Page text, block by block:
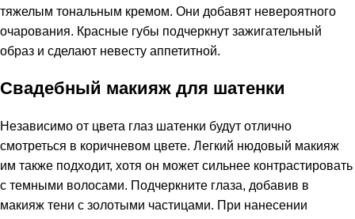
тяжелым тональным кремом. Они добавят невероятного
очарования. Красные губы подчеркнут зажигательный
образ и сделают невесту аппетитной.
Свадебный макияж для шатенки
Независимо от цвета глаз шатенки будут отлично
смотреться в коричневом цвете. Легкий нюдовый макияж
им также подходит, хотя он может сильнее контрастировать
с темными волосами. Подчеркните глаза, добавив в
макияж тени с золотыми частицами. При нанесении